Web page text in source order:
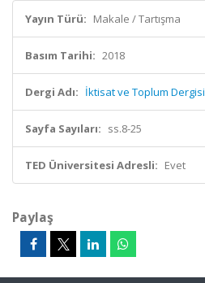
Yayın Türü: Makale / Tartışma
Basım Tarihi: 2018
Dergi Adı: İktisat ve Toplum Dergisi
Sayfa Sayıları: ss.8-25
TED Üniversitesi Adresli: Evet
Paylaş